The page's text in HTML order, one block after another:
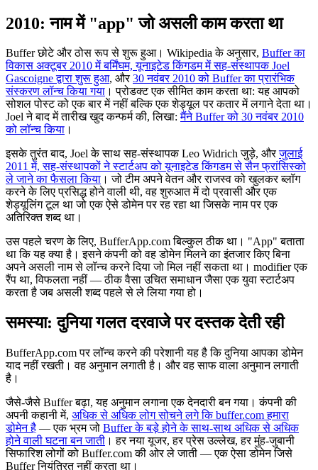
2010: नाम में "app" जो असली काम करता था
Buffer छोटे और ठोस रूप से शुरू हुआ। Wikipedia के अनुसार, Buffer का
विकास अक्टूबर 2010 में बर्मिंघम, यूनाइटेड किंगडम में सह-संस्थापक Joel
Gascoigne द्वारा शुरू हुआ, और30 नवंबर 2010 को Buffer का प्रारंभिक
संस्करण लॉन्च किया गया । प्रोडक्ट एक सीमित काम करता था: यह आपको
सोशल पोस्ट को एक बार में नहीं बल्कि एक शेड्यूल पर कतार में लगाने देता था।
Joel ने बाद में तारीख खुद कन्फर्म की, लिखा:मैंने Buffer को 30 नवंबर 2010
को लॉन्च किया ।
इसके तुरंत बाद, Joel के साथ सह-संस्थापक Leo Widrich जुड़े, औरजुलाई
2011 में, सह-संस्थापकों ने स्टार्टअप को यूनाइटेड किंगडम से सैन फ्रांसिस्को
ले जाने का फैसला किया । जो टीम अपने वेतन और राजस्व को खुलकर ब्लॉग
करने के लिए प्रसिद्ध होने वाली थी, वह शुरुआत में दो प्रवासी और एक
शेड्यूलिंग टूल था जो एक ऐसे डोमेन पर रह रहा था जिसके नाम पर एक
अतिरिक्त शब्द था।
उस पहले चरण के लिए, BufferApp.com बिल्कुल ठीक था। "App" बताता
था कि यह क्या है। इसने कंपनी को वह डोमेन मिलने का इंतजार किए बिना
अपने असली नाम से लॉन्च करने दिया जो मिल नहीं सकता था। modifier एक
रैंप था, विफलता नहीं — ठीक वैसा उचित समाधान जैसा एक युवा स्टार्टअप
करता है जब असली शब्द पहले से ले लिया गया हो।
समस्या: दुनिया गलत दरवाजे पर दस्तक देती रही
BufferApp.com पर लॉन्च करने की परेशानी यह है कि दुनिया आपका डोमेन
याद नहीं रखती। वह अनुमान लगाती है। और वह साफ वाला अनुमान लगाती
है।
जैसे-जैसे Buffer बढ़ा, यह अनुमान लगाना एक देनदारी बन गया। कंपनी की
अपनी कहानी में, अधिक से अधिक लोग सोचने लगे कि buffer.com हमारा
डोमेन है — एक भ्रम जो Buffer के बड़े होने के साथ-साथ अधिक से अधिक
होने वाली घटना बन जाती । हर नया यूजर, हर प्रेस उल्लेख, हर मुंह-जुबानी
सिफारिश लोगों को Buffer.com की ओर ले जाती — एक ऐसा डोमेन जिसे
Buffer नियंत्रित नहीं करता था।